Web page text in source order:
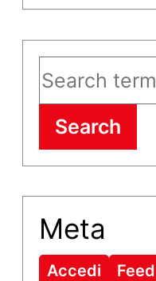
Search
Meta
Accedi